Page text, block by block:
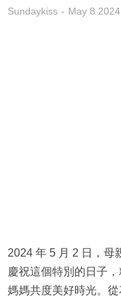
Sundaykiss May 8 2024
2024 年 5 月 2 日，母
慶祝這個特別的日子
媽媽共度美好時光。